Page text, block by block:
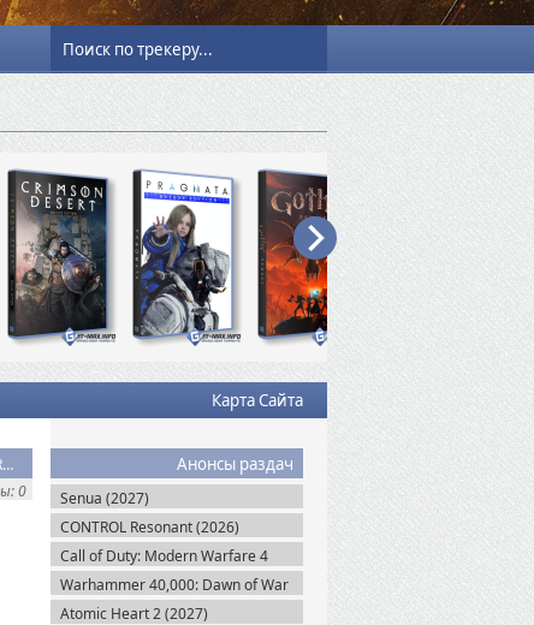
Карта Сайта
Анонсы раздач
Senua (2027)
CONTROL Resonant (2026)
Call of Duty: Modern Warfare 4
(2026)
Warhammer 40,000: Dawn of War
IV (2026)
Atomic Heart 2 (2027)
Скачать торрент TheHunter: Call of the Wild Complete Collection + Все DLC (2017) RePack
0